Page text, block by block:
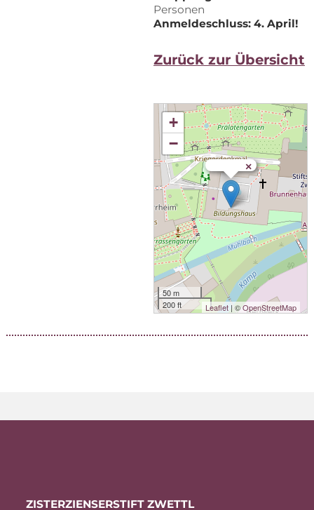
Personen
An­mel­de­schluss: 4. April!
Zu­rück zur Übersicht
×
+
−
50 m
200 ft
Leaflet | ©OpenStreetMap
ZIS­TER­ZI­EN­SER­STIFT ZWETTL